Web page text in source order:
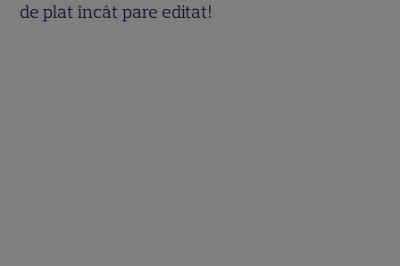
de plat încât pare editat!